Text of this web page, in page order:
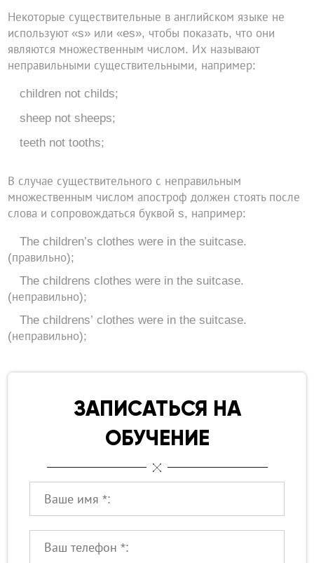
Некоторые существительные в английском языке не
используют «s» или «es», чтобы показать, что они
являются множественным числом. Их называют
неправильными существительными, например:
children not childs;
sheep not sheeps;
teeth not tooths;
В случае существительного с неправильным
множественным числом апостроф должен стоять после
слова и сопровождаться буквой s, например:
The children’s clothes were in the suitcase.
(правильно);
The childrens clothes were in the suitcase.
(неправильно);
The childrens’ clothes were in the suitcase.
(неправильно);
ЗАПИСАТЬСЯ НА
ОБУЧЕНИЕ